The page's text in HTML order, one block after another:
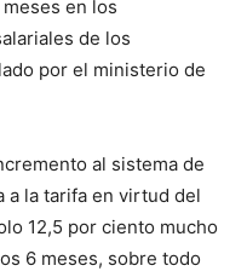
en los
de los
por el ministerio de
al sistema de
la tarifa en virtud del
12,5 por ciento mucho
6 meses, sobre todo